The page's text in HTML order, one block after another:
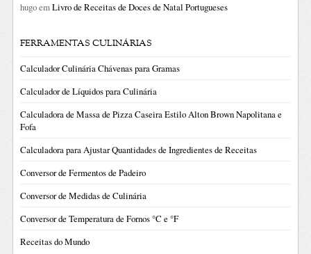
hugoemLivro de Receitas de Doces de Natal Portugueses
FERRAMENTAS CULINÁRIAS
Calculador Culinária Chávenas para Gramas
Calculador de Líquidos para Culinária
Calculadora de Massa de Pizza Caseira Estilo Alton Brown Napolitana e
Fofa
Calculadora para Ajustar Quantidades de Ingredientes de Receitas
Conversor de Fermentos de Padeiro
Conversor de Medidas de Culinária
Conversor de Temperatura de Fornos °C e °F
Receitas do Mundo